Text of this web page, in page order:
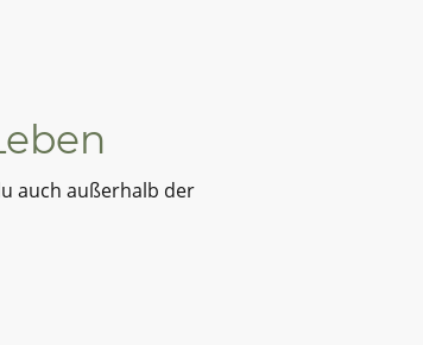
auch außerhalb der